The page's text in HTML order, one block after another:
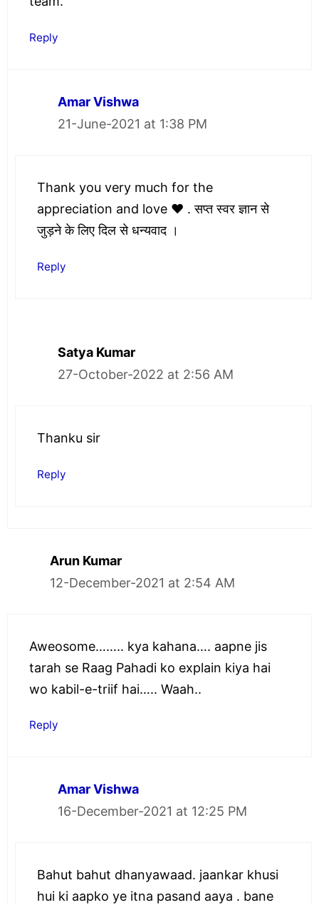
Reply
Amar Vishwa
21-June-2021 at 1:38 PM
Thank you very much for the
appreciation and love ❤️ . सप्त स्वर ज्ञान से
जुड़ने के लिए दिल से धन्यवाद ।
Reply
Satya Kumar
27-October-2022 at 2:56 AM
Thanku sir
Reply
Arun Kumar
12-December-2021 at 2:54 AM
Aweosome…….. kya kahana…. aapne jis
tarah se Raag Pahadi ko explain kiya hai
wo kabil-e-triif hai….. Waah..
Reply
Amar Vishwa
16-December-2021 at 12:25 PM
Bahut bahut dhanyawaad. jaankar khusi
hui ki aapko ye itna pasand aaya . bane